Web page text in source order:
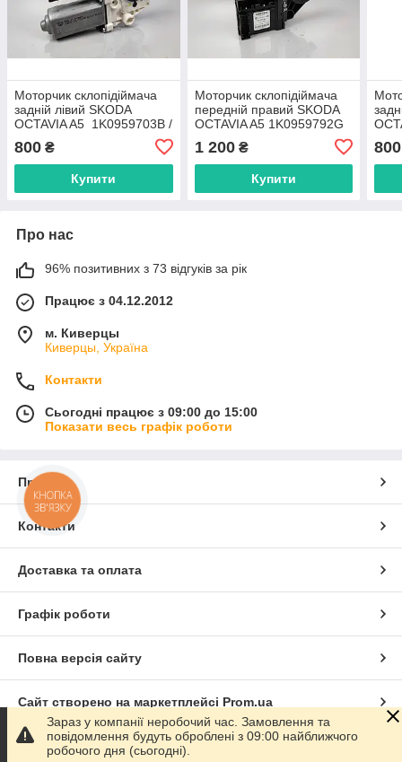
Моторчик склопідіймача
задній лівий SKODA
OCTAVIA A5 1K0959703B /
800 ₴
Купити
Моторчик склопідіймача
передній правий SKODA
OCTAVIA A5 1K0959792G
1 200₴
Купити
800
Про нас
96% позитивних з 73 відгуків за рік
Працює з 04.12.2012
м. Киверцы
Киверцы, Україна
Контакти
Сьогодні працює з 09:00 до 15:00
Показати весь графік роботи
Про нас
Контакти
Доставка та оплата
Графік роботи
Повна версія сайту
Сайт створено на маркетплейсі Prom.ua
Політика конфіденційності
Зараз у компанії неробочий час. Замовлення та
повідомлення будуть оброблені з 09:00 найближчого
робочого дня (сьогодні).
КНОПКА
ЗВ'ЯЗКУ